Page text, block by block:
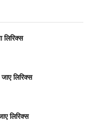
लिरिक्स
लिरिक्स
लिरिक्स